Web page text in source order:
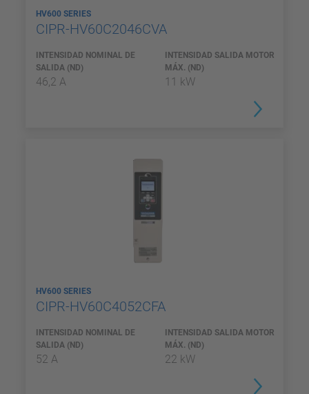
HV600 SERIES
CIPR-HV60C2046CVA
INTENSIDAD NOMINAL DE
SALIDA (ND)
46,2 A
INTENSIDAD SALIDA MOTOR
MÁX. (ND)
11 kW
HV600 SERIES
CIPR-HV60C4052CFA
INTENSIDAD NOMINAL DE
SALIDA (ND)
52 A
INTENSIDAD SALIDA MOTOR
MÁX. (ND)
22 kW